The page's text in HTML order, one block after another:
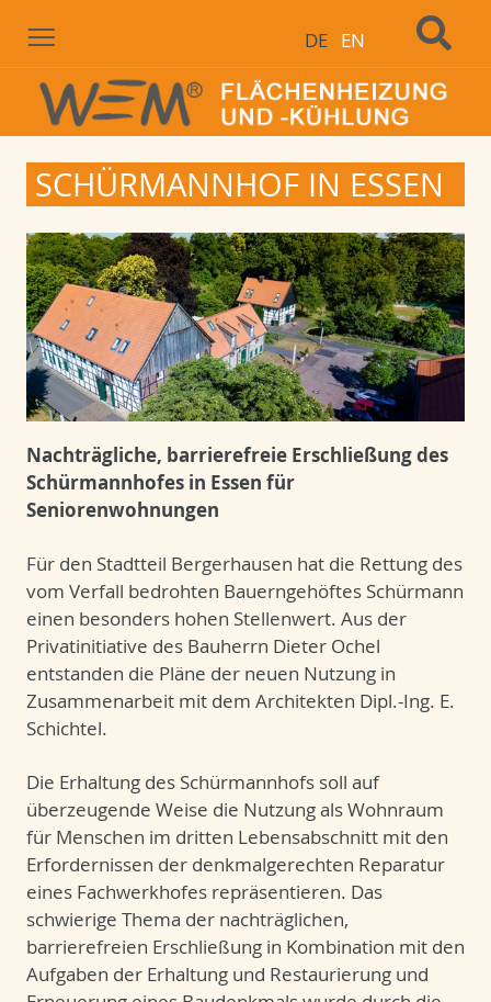
DE EN
SCHÜRMANNHOF IN ESSEN
Nachträgliche, barrierefreie Erschließung des
Schürmannhofes in Essen für
Seniorenwohnungen
Für den Stadtteil Bergerhausen hat die Rettung des
vom Verfall bedrohten Bauerngehöftes Schürmann
einen besonders hohen Stellenwert. Aus der
Privatinitiative des Bauherrn Dieter Ochel
entstanden die Pläne der neuen Nutzung in
Zusammenarbeit mit dem Architekten Dipl.-Ing. E.
Schichtel.
Die Erhaltung des Schürmannhofs soll auf
überzeugende Weise die Nutzung als Wohnraum
für Menschen im dritten Lebensabschnitt mit den
Erfordernissen der denkmalgerechten Reparatur
eines Fachwerkhofes repräsentieren. Das
schwierige Thema der nachträglichen,
barrierefreien Erschließung in Kombination mit den
Aufgaben der Erhaltung und Restaurierung und